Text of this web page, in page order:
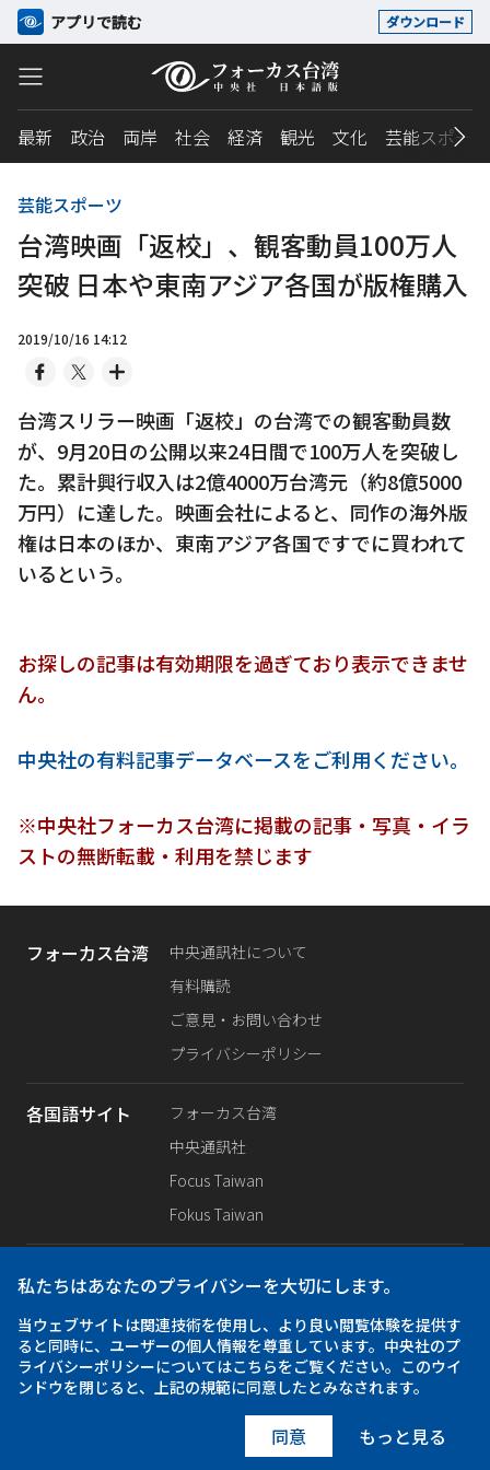
アプリで読む ダウンロード
最新 政治 両岸 社会 経済 観光 文化 芸能スポーツ
芸能スポーツ
台湾映画「返校」、観客動員100万人
突破 日本や東南アジア各国が版権購入
2019/10/16 14:12
台湾スリラー映画「返校」の台湾での観客動員数
が、9月20日の公開以来24日間で100万人を突破し
た。累計興行収入は2億4000万台湾元（約8億5000
万円）に達した。映画会社によると、同作の海外版
権は日本のほか、東南アジア各国ですでに買われて
いるという。
お探しの記事は有効期限を過ぎており表示できませ
ん。
中央社の有料記事データベースをご利用ください。
※中央社フォーカス台湾に掲載の記事・写真・イラ
ストの無断転載・利用を禁じます
フォーカス台湾
中央通訊社について
有料購読
ご意見・お問い合わせ
プライバシーポリシー
各国語サイト
フォーカス台湾
中央通訊社
Focus Taiwan
Fokus Taiwan
SNS公式
Facebook
Instagram
アプリ
iOS
私たちはあなたのプライバシーを大切にします。
当ウェブサイトは関連技術を使用し、より良い閲覧体験を提供す
ると同時に、ユーザーの個人情報を尊重しています。中央社のプ
ライバシーポリシーについてはこちらをご覧ください。このウイ
ンドウを閉じると、上記の規範に同意したとみなされます。
同意 もっと見る